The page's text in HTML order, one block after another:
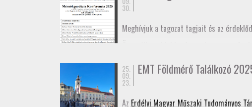
30.
Meghívjuk a tagozat tagjait és az
Meghívó
25.
09.
23.
EMT Földmérő Találkozó
Az Erdélyi Magyar Műszaki Tudományos